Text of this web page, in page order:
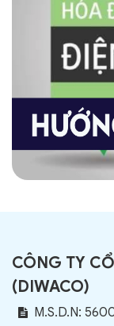
CÔNG TY
(DIWACO)
M.S.D.N: